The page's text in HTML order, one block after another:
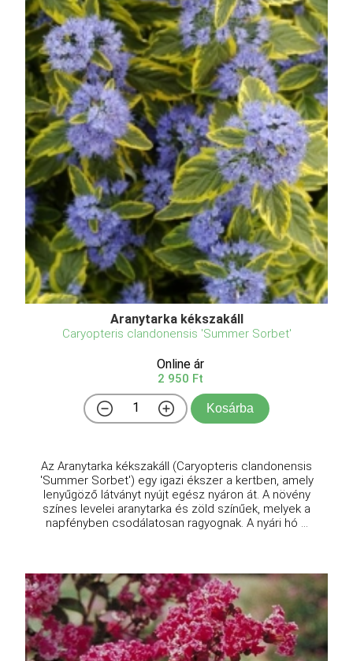
Aranytarka kékszakáll
Caryopteris clandonensis 'Summer Sorbet'
Online ár
2 950 Ft
Kosárba
Az Aranytarka kékszakáll (Caryopteris clandonensis
'Summer Sorbet') egy igazi ékszer a kertben, amely
lenyűgöző látványt nyújt egész nyáron át. A növény
színes levelei aranytarka és zöld színűek, melyek a
napfényben csodálatosan ragyognak. A nyári hó ...